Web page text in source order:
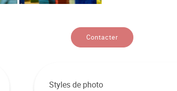
Contacter
Styles de photo